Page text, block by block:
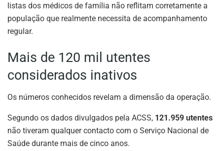
listas dos médicos de família não reflitam corretamente a
população que realmente necessita de acompanhamento
regular.
Mais de 120 mil utentes
considerados inativos
Os números conhecidos revelam a dimensão da operação.
Segundo os dados divulgados pela ACSS, 121.959 utentes
não tiveram qualquer contacto com o Serviço Nacional de
Saúde durante mais de cinco anos.